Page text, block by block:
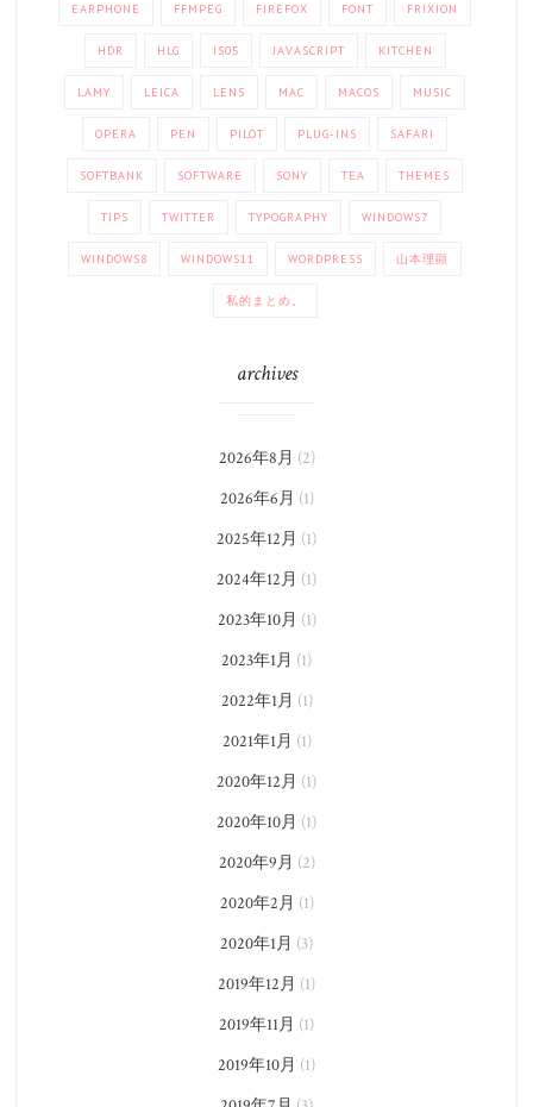
EARPHONE FFMPEG FIREFOX FONT FRIXION
HDR HLG IS05 JAVASCRIPT KITCHEN
LAMY LEICA LENS MAC MACOS MUSIC
OPERA PEN PILOT PLUG-INS SAFARI
SOFTBANK SOFTWARE SONY TEA THEMES
TIPS TWITTER TYPOGRAPHY WINDOWS7
WINDOWS8 WINDOWS11 WORDPRESS 山本理顕
私的まとめ。
archives
2026年8月 (2)
2026年6月 (1)
2025年12月 (1)
2024年12月 (1)
2023年10月 (1)
2023年1月 (1)
2022年1月 (1)
2021年1月 (1)
2020年12月 (1)
2020年10月 (1)
2020年9月 (2)
2020年2月 (1)
2020年1月 (3)
2019年12月 (1)
2019年11月 (1)
2019年10月 (1)